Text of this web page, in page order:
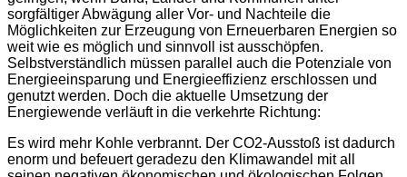
sorgfältiger Abwägung aller Vor- und Nachteile die
Möglichkeiten zur Erzeugung von Erneuerbaren Energien so
weit wie es möglich und sinnvoll ist ausschöpfen.
Selbstverständlich müssen parallel auch die Potenziale von
Energieeinsparung und Energieeffizienz erschlossen und
genutzt werden. Doch die aktuelle Umsetzung der
Energiewende verläuft in die verkehrte Richtung:
Es wird mehr Kohle verbrannt. Der CO2-Ausstoß ist dadurch
enorm und befeuert geradezu den Klimawandel mit all